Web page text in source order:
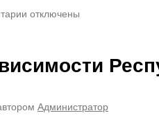
котключены
Администратор